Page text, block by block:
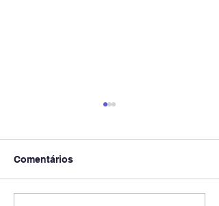
Comentários